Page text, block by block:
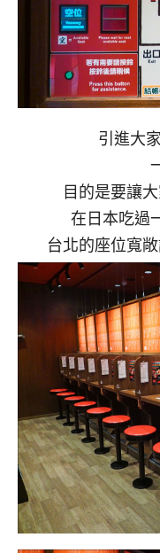
引進大
目的是要讓
在日本吃過
台北的座位寬